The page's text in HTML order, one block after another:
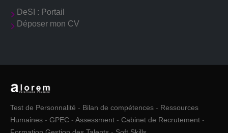
DeSI : Portail
Déposer mon CV
Test de Personnalité - Bilan de compétences - Ressources
Humaines - GPEC - Assessment - Cabinet de Recrutement -